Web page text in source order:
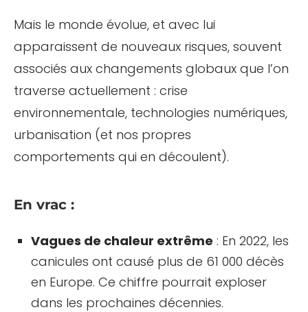
Mais le monde évolue, et avec lui
apparaissent de nouveaux risques, souvent
associés aux changements globaux que l’on
traverse actuellement : crise
environnementale, technologies numériques,
urbanisation (et nos propres
comportements qui en découlent).
En vrac :
Vagues de chaleur extrême : En 2022, les
canicules ont causé plus de 61 000 décès
en Europe. Ce chiffre pourrait exploser
dans les prochaines décennies.